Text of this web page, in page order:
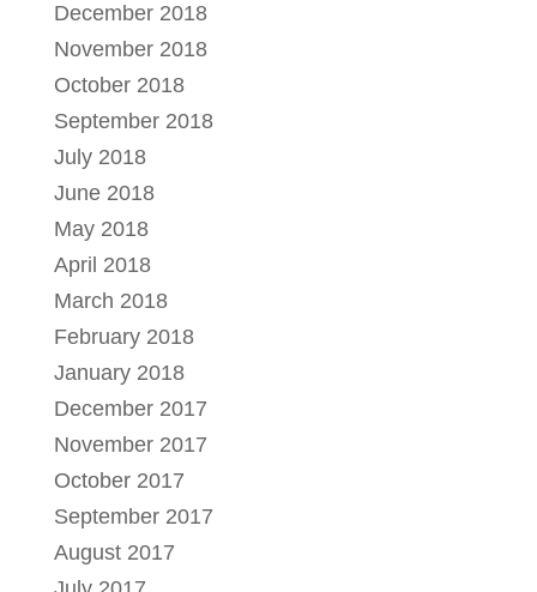
December 2018
November 2018
October 2018
September 2018
July 2018
June 2018
May 2018
April 2018
March 2018
February 2018
January 2018
December 2017
November 2017
October 2017
September 2017
August 2017